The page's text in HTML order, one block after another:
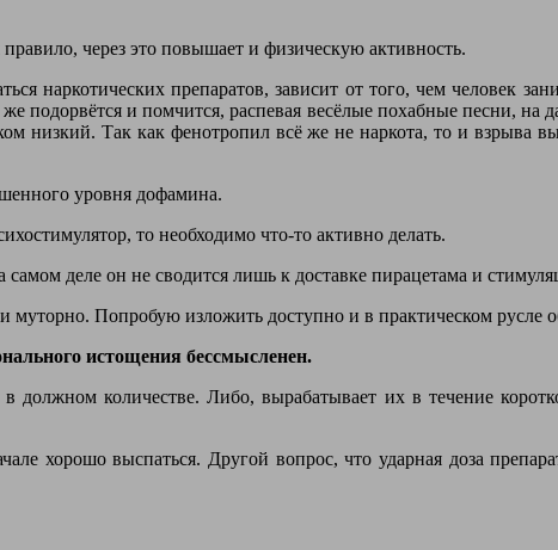
через это повышает и физическую активность.
наркотических препаратов, зависит от того, чем человек
подорвётся и помчится, распевая весёлые похабные песни, на
низкий. Так как фенотропил всё же не наркота, то и взрыва
уровня дофамина.
то необходимо что-то активно делать.
деле он не сводится лишь к доставке пирацетама и
муторно. Попробую изложить доступно и в практическом русле
истощения бессмысленен.
количестве. Либо, вырабатывает их в течение
хорошо выспаться. Другой вопрос, что ударная доза